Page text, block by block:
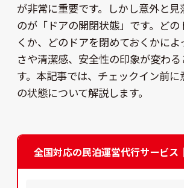
が非常に重要です。しかし意外と
のが「ドアの開閉状態」です。どの
くか、どのドアを閉めておくかによ
さや清潔感、安全性の印象が変わる
す。本記事では、チェックイン前
の状態について解説します。
全国対応の民泊運営代行サービス